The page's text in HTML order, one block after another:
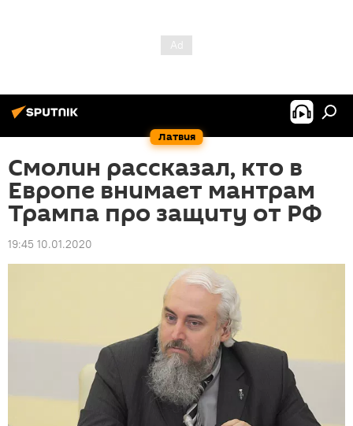
Латвия
Смолин рассказал, кто в
Европе внимает мантрам
Трампа про защиту от РФ
19:45 10.01.2020